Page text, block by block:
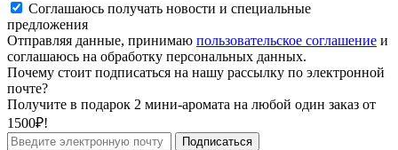
Соглашаюсь получать новости и специальные
предложения
Отправляя данные, принимаю пользовательское соглашение и
соглашаюсь на обработку персональных данных.
Почему стоит подписаться на нашу рассылку по электронной
почте?
Получите в подарок 2 мини-аромата на любой один заказ от
1500₽!
Подписаться